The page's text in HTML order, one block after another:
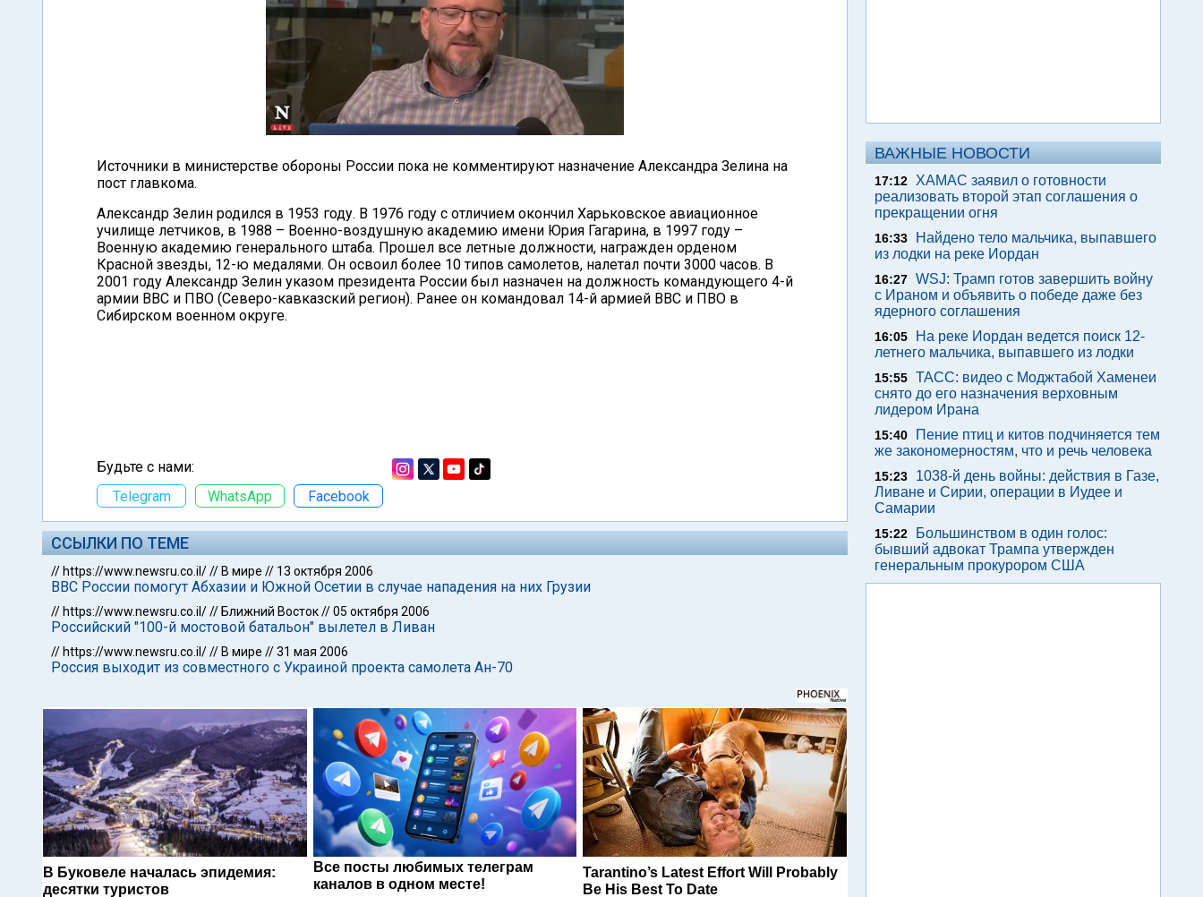
Источники в министерстве обороны России пока не комментируют назначение Александра Зелина на
пост главкома.
Александр Зелин родился в 1953 году. В 1976 году с отличием окончил Харьковское авиационное
училище летчиков, в 1988 – Военно-воздушную академию имени Юрия Гагарина, в 1997 году –
Военную академию генерального штаба. Прошел все летные должности, награжден орденом
Красной звезды, 12-ю медалями. Он освоил более 10 типов самолетов, налетал почти 3000 часов. В
2001 году Александр Зелин указом президента России был назначен на должность командующего 4-й
армии ВВС и ПВО (Северо-кавказский регион). Ранее он командовал 14-й армией ВВС и ПВО в
Сибирском военном округе.
Будьте с нами:
Telegram
WhatsApp Facebook
ССЫЛКИ ПО ТЕМЕ
// https://www.newsru.co.il/// В мире // 13 октября 2006
ВВС России помогут Абхазии и Южной Осетии в случае нападения на них Грузии
// https://www.newsru.co.il/// Ближний Восток//05 октября 2006
Российский "100-й мостовой батальон" вылетел в Ливан
// https://www.newsru.co.il/// В мире //31 мая 2006
Россия выходит из совместного с Украиной проекта самолета Ан-70
В Буковеле началась эпидемия:
десятки туристов
Все посты любимых телеграм
каналов в одном месте!
Tarantino’s Latest Effort Will Probably
Be His Best To Date
ВАЖНЫЕ НОВОСТИ
17:12
ХАМАС заявил о готовности
реализовать второй этап соглашения о
прекращении огня
16:33
Найдено тело мальчика, выпавшего
из лодки на реке Иордан
16:27 WSJ: Трамп готов завершить войну
с Ираном и объявить о победе даже без
ядерного соглашения
16:05
На реке Иордан ведется поиск 12-
летнего мальчика, выпавшего из лодки
15:55 ТАСС: видео с Моджтабой Хаменеи
снято до его назначения верховным
лидером Ирана
15:40
Пение птиц и китов подчиняется тем
же закономерностям, что и речь человека
15:23
1038-й день войны: действия в Газе,
Ливане и Сирии, операции в Иудее и
Самарии
15:22
Большинством в один голос:
бывший адвокат Трампа утвержден
генеральным прокурором США